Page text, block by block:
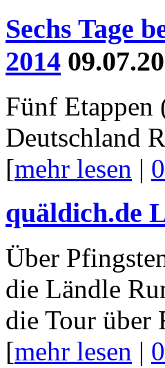
Sechs Tage
2014
Fünf Etappen
Deutschland
[mehr lesen |
quäldich.de
Über
die Ländle
die Tour über
[mehr lesen |